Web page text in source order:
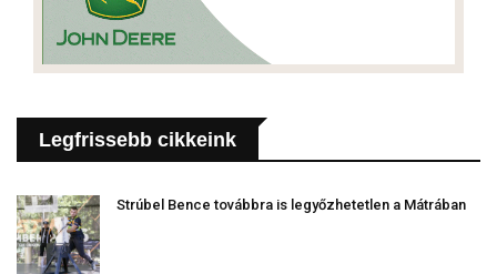
Legfrissebb cikkeink
Strúbel Bence továbbra is legyőzhetetlen a Mátrában